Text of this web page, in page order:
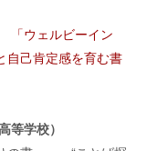
「ウェルビーイン
自己肯定感を育む書
学校）